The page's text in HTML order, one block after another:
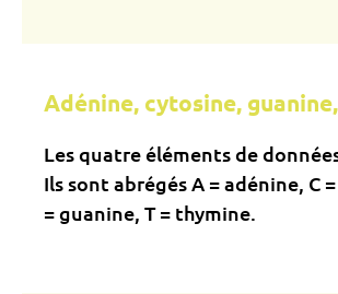
Adénine, cytosine,
Les quatre éléments de
Ils sont abrégés A = adénine, C
= guanine, T = thymine.